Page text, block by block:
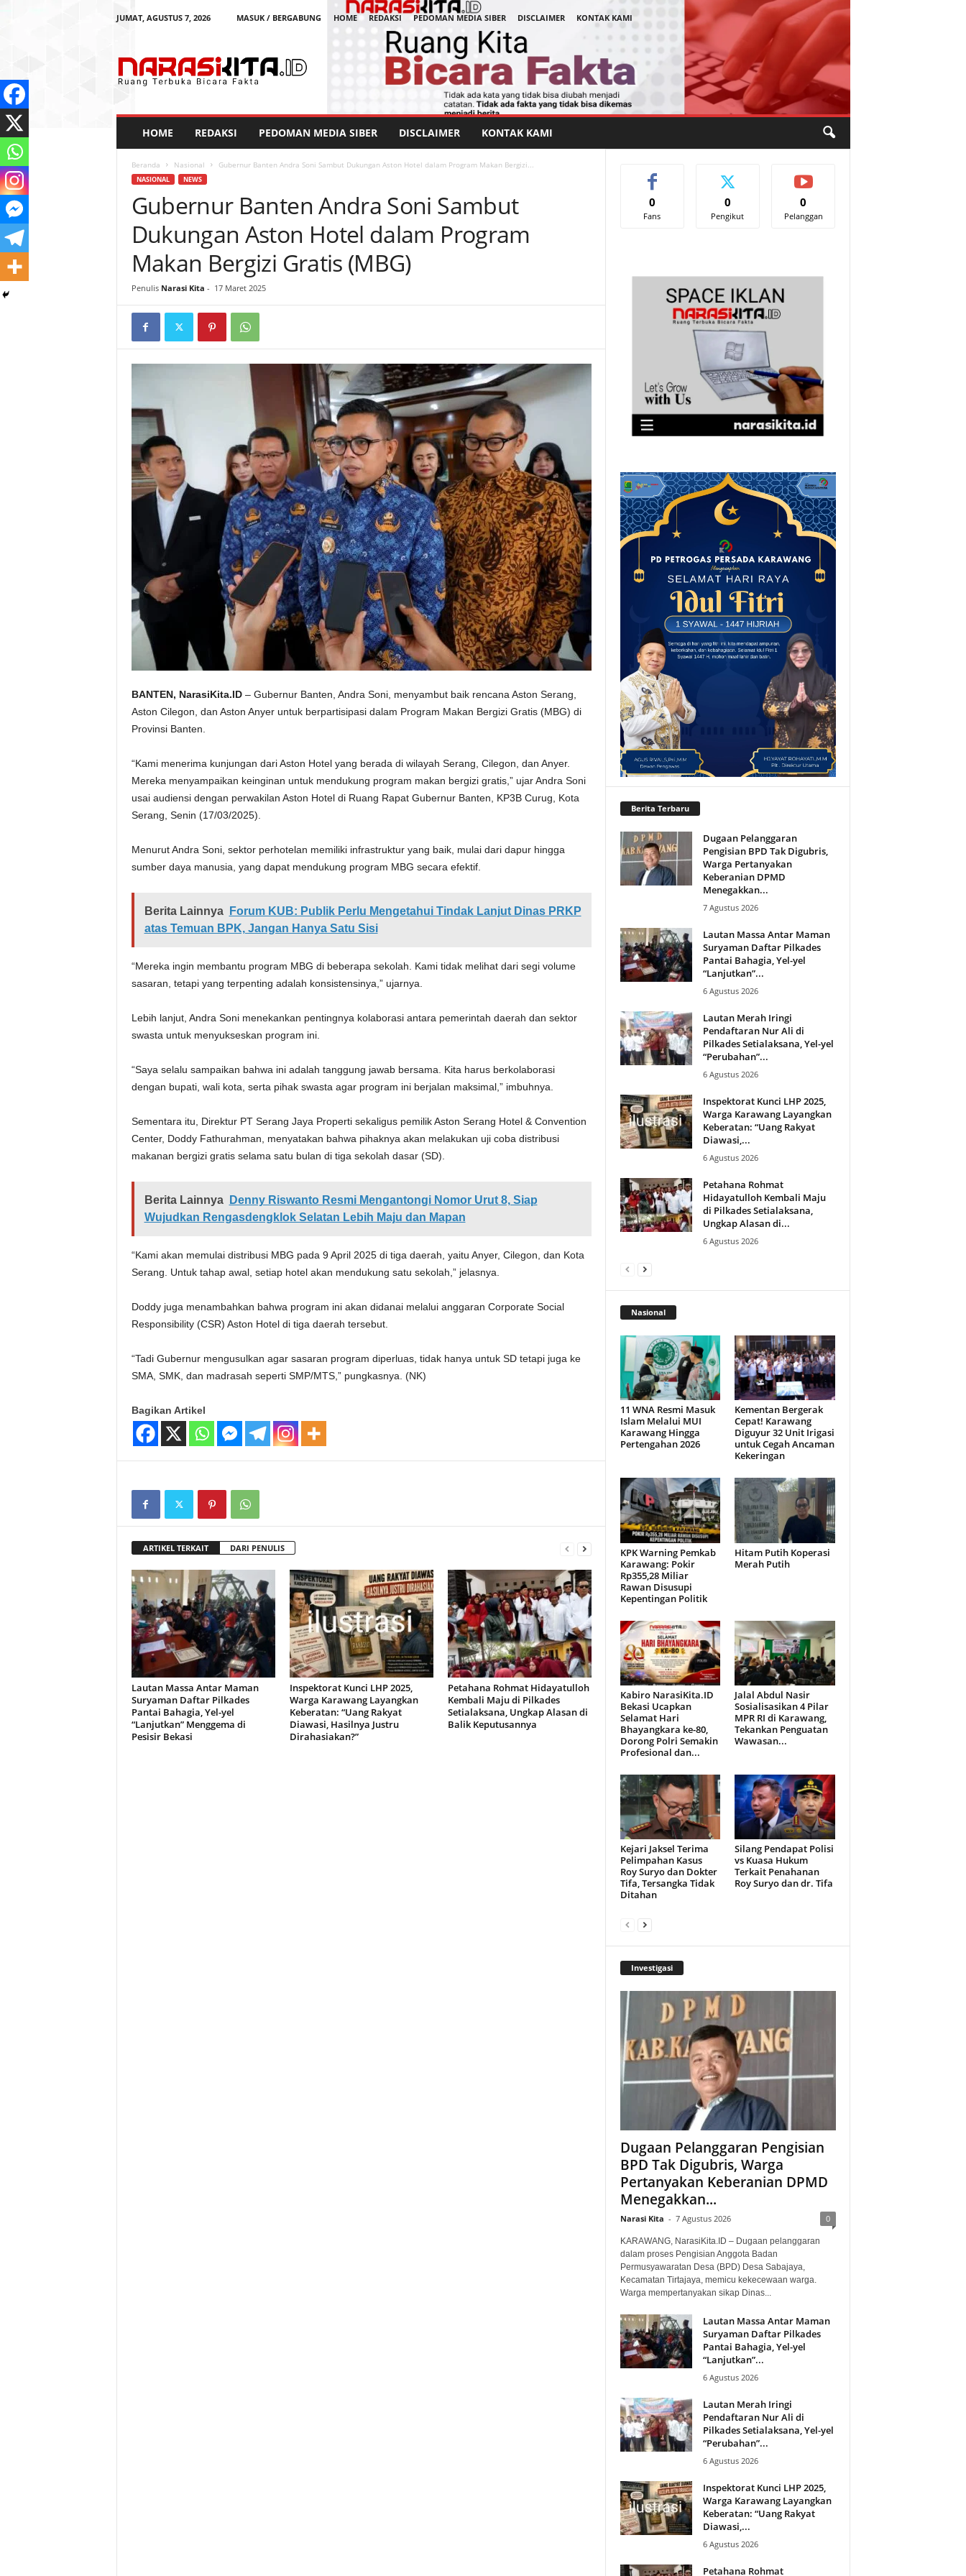
JUMAT, AGUSTUS 7, 2026 MASUK / BERGABUNG HOME REDAKSI PEDOMAN MEDIA SIBER DISCLAIMER
KONTAK KAMI
a
HOME REDAKSI PEDOMAN MEDIA SIBER DISCLAIMER KONTAK KAMI
Beranda Nasional Gubernur Banten Andra Soni Sambut Dukungan Aston Hotel dalam Program Makan Bergizi...
NASIONAL NEWS
Gubernur Banten Andra Soni Sambut
Dukungan Aston Hotel dalam Program
Makan Bergizi Gratis (MBG)
Penulis Narasi Kita - 17 Maret 2025
BANTEN, NarasiKita.ID– Gubernur Banten, Andra Soni, menyambut baik rencana Aston Serang,
Aston Cilegon, dan Aston Anyer untuk berpartisipasi dalam Program Makan Bergizi Gratis (MBG) di
Provinsi Banten.
“Kami menerima kunjungan dari Aston Hotel yang berada di wilayah Serang, Cilegon, dan Anyer.
Mereka menyampaikan keinginan untuk mendukung program makan bergizi gratis,” ujar Andra Soni
usai audiensi dengan perwakilan Aston Hotel di Ruang Rapat Gubernur Banten, KP3B Curug, Kota
Serang, Senin (17/03/2025).
Menurut Andra Soni, sektor perhotelan memiliki infrastruktur yang baik, mulai dari dapur hingga
sumber daya manusia, yang dapat mendukung program MBG secara efektif.
Berita Lainnya
Forum KUB: Publik Perlu Mengetahui Tindak Lanjut Dinas PRKP
atas Temuan BPK, Jangan Hanya Satu Sisi
“Mereka ingin membantu program MBG di beberapa sekolah. Kami tidak melihat dari segi volume
sasaran, tetapi yang terpenting adalah konsistensinya,” ujarnya.
Lebih lanjut, Andra Soni menekankan pentingnya kolaborasi antara pemerintah daerah dan sektor
swasta untuk menyukseskan program ini.
“Saya selalu sampaikan bahwa ini adalah tanggung jawab bersama. Kita harus berkolaborasi
dengan bupati, wali kota, serta pihak swasta agar program ini berjalan maksimal,” imbuhnya.
Sementara itu, Direktur PT Serang Jaya Properti sekaligus pemilik Aston Serang Hotel & Convention
Center, Doddy Fathurahman, menyatakan bahwa pihaknya akan melakukan uji coba distribusi
makanan bergizi gratis selama satu bulan di tiga sekolah dasar (SD).
Berita Lainnya
Denny Riswanto Resmi Mengantongi Nomor Urut 8, Siap
Wujudkan Rengasdengklok Selatan Lebih Maju dan Mapan
“Kami akan memulai distribusi MBG pada 9 April 2025 di tiga daerah, yaitu Anyer, Cilegon, dan Kota
Serang. Untuk tahap awal, setiap hotel akan mendukung satu sekolah,” jelasnya.
Doddy juga menambahkan bahwa program ini akan didanai melalui anggaran Corporate Social
Responsibility (CSR) Aston Hotel di tiga daerah tersebut.
“Tadi Gubernur mengusulkan agar sasaran program diperluas, tidak hanya untuk SD tetapi juga ke
SMA, SMK, dan madrasah seperti SMP/MTS,” pungkasnya. (NK)
Bagikan Artikel
ARTIKEL TERKAIT DARI PENULIS
Lautan Massa Antar Maman
Suryaman Daftar Pilkades
Pantai Bahagia, Yel-yel
“Lanjutkan” Menggema di
Pesisir Bekasi
Inspektorat Kunci LHP 2025,
Warga Karawang Layangkan
Keberatan: “Uang Rakyat
Diawasi, Hasilnya Justru
Dirahasiakan?”
Petahana Rohmat Hidayatulloh
Kembali Maju di Pilkades
Setialaksana, Ungkap Alasan di
Balik Keputusannya
0
Fans
0
Pengikut
0
Pelanggan
Berita Terbaru
Dugaan Pelanggaran
Pengisian BPD Tak Digubris,
Warga Pertanyakan
Keberanian DPMD
Menegakkan...
7 Agustus 2026
Lautan Massa Antar Maman
Suryaman Daftar Pilkades
Pantai Bahagia, Yel-yel
“Lanjutkan”...
6 Agustus 2026
Lautan Merah Iringi
Pendaftaran Nur Ali di
Pilkades Setialaksana, Yel-yel
“Perubahan”...
6 Agustus 2026
Inspektorat Kunci LHP 2025,
Warga Karawang Layangkan
Keberatan: “Uang Rakyat
Diawasi,...
6 Agustus 2026
Petahana Rohmat
Hidayatulloh Kembali Maju
di Pilkades Setialaksana,
Ungkap Alasan di...
6 Agustus 2026
Nasional
11 WNA Resmi Masuk
Islam Melalui MUI
Karawang Hingga
Pertengahan 2026
Kementan Bergerak
Cepat! Karawang
Diguyur 32 Unit Irigasi
untuk Cegah Ancaman
Kekeringan
KPK Warning Pemkab
Karawang: Pokir
Rp355,28 Miliar
Rawan Disusupi
Kepentingan Politik
Hitam Putih Koperasi
Merah Putih
Kabiro NarasiKita.ID
Bekasi Ucapkan
Selamat Hari
Bhayangkara ke-80,
Dorong Polri Semakin
Profesional dan...
Jalal Abdul Nasir
Sosialisasikan 4 Pilar
MPR RI di Karawang,
Tekankan Penguatan
Wawasan...
Kejari Jaksel Terima
Pelimpahan Kasus
Roy Suryo dan Dokter
Tifa, Tersangka Tidak
Ditahan
Silang Pendapat Polisi
vs Kuasa Hukum
Terkait Penahanan
Roy Suryo dan dr. Tifa
Investigasi
Dugaan Pelanggaran Pengisian
BPD Tak Digubris, Warga
Pertanyakan Keberanian DPMD
Menegakkan...
Narasi Kita - 7 Agustus 2026 0
KARAWANG, NarasiKita.ID – Dugaan pelanggaran
dalam proses Pengisian Anggota Badan
Permusyawaratan Desa (BPD) Desa Sabajaya,
Kecamatan Tirtajaya, memicu kekecewaan warga.
Warga mempertanyakan sikap Dinas...
Lautan Massa Antar Maman
Suryaman Daftar Pilkades
Pantai Bahagia, Yel-yel
“Lanjutkan”...
6 Agustus 2026
Lautan Merah Iringi
Pendaftaran Nur Ali di
Pilkades Setialaksana, Yel-yel
“Perubahan”...
6 Agustus 2026
Inspektorat Kunci LHP 2025,
Warga Karawang Layangkan
Keberatan: “Uang Rakyat
Diawasi,...
6 Agustus 2026
Petahana Rohmat